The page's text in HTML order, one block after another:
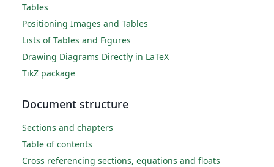
Tables
Positioning Images and Tables
Lists of Tables and Figures
Drawing Diagrams Directly in LaTeX
TikZ package
Document structure
Sections and chapters
Table of contents
Cross referencing sections, equations and floats